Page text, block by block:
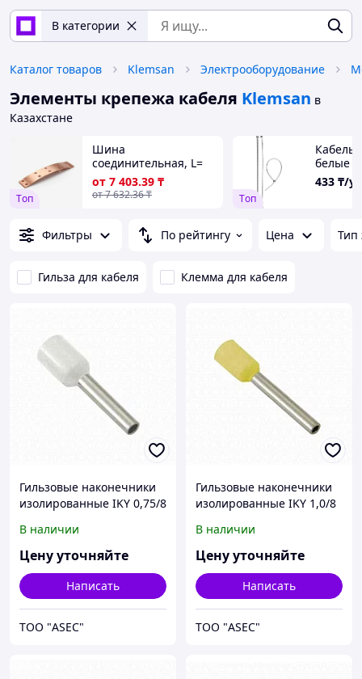
В категории
Каталог товаров Klemsan Электрооборудование
Элементы крепежа кабеля Klemsan в
Казахстане
Tоп
Шина
соединительная, L=
220-1000 мм, Тип: PIN
(штырь); FORK
от 7 403.39 ₸
от7 632.36₸ Tоп
белые
мм, 100
25-100)
433 ₸/
Фильтры По рейтингу Цена Тип
Гильза для кабеля Клемма для кабеля
Гильзовые наконечники
изолированные IKY 0,75/8
В наличии
Цену уточняйте
Написать
ТОО "ASEC"
Гильзовые наконечники
изолированные IKY 1,0/8
В наличии
Цену уточняйте
Написать
ТОО "ASEC"